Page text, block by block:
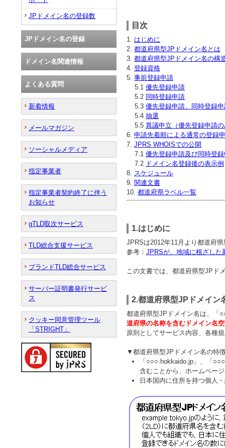
目次
1. はじめに
2. 都道府県型JPドメイン名とは
3. 都道府県型JPドメイン名の構
4. 登録資格
5. 事前登録申請
5.1 優先登録申請
5.2 同時登録申請
5.3 優先登録申請、同時登録
5.4 抽選
5.5 異議申立（優先登録申請
6. 申請先着順による通常の登録
7. JPRS WHOISでの公開
7.1 優先登録申請及び同時登
7.2 ドメイン名登録後の表示例
8.
スケジュール
9. 関連文書
10. 都道府県ラベル一覧
1.はじめに
JPRSは2012年11月より都道府
参考： JPRSが、地域に根ざした
この文書では、都道府県型JPド
2.都道府県型JPドメイン
都道府県型JPドメイン名は、「
道府県の名称を含むドメイン名
原則としてサービス内容、各種
▼都道府県型JPドメイン名の特
「○○○.hokkaido.jp」、「
含むことから、ホームペー
日本国内に住所を持つ個人
JPドメイン名の登録数
JPドメイン名の登録
ドメイン名関連情報
よくある質問
新着情報
メールマガジン
ソーシャルメディア
指定事業者
指定事業者契約終了に伴う
お知らせ
gTLD取次サービス
TLD総合支援サービス
ブランドTLD総合サービス
サーバー証明書発行サービ
ス
クッキー同意管理ツール
「STRIGHT」